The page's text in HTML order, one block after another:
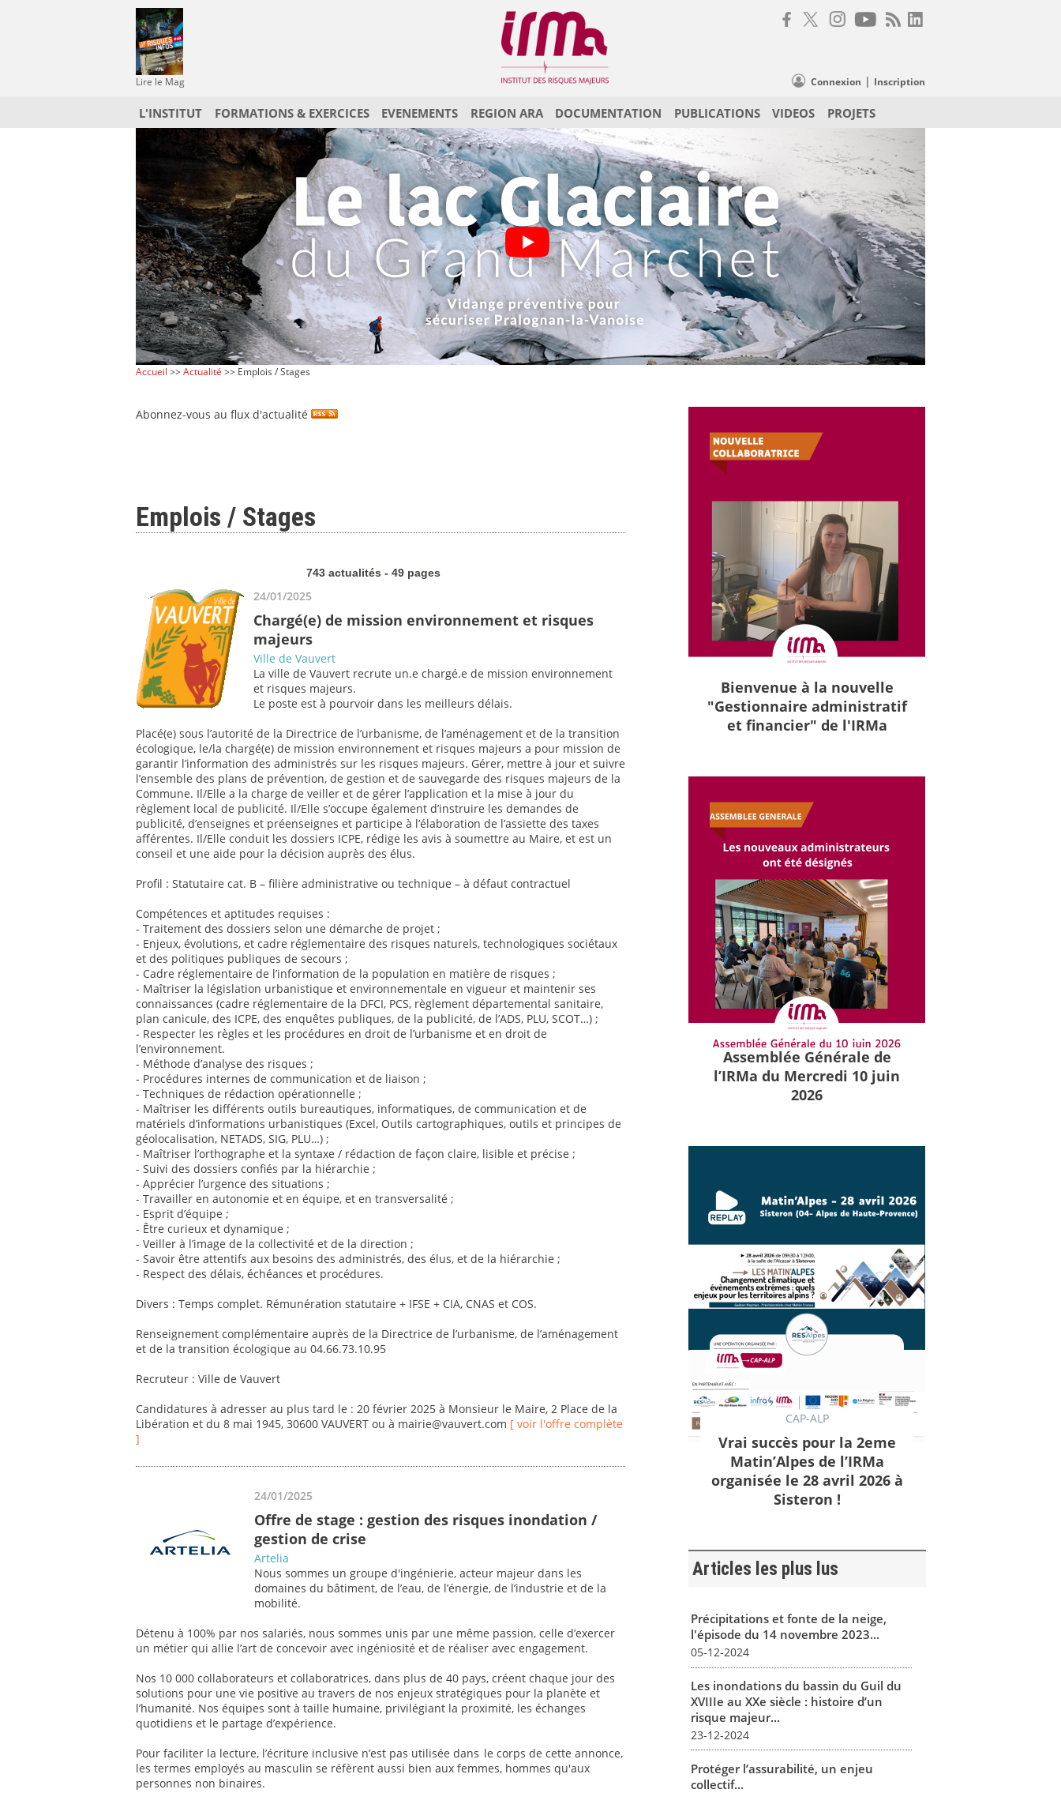
Lire le Mag Connexion | Inscription
L'INSTITUT FORMATIONS & EXERCICES EVENEMENTS REGION ARA DOCUMENTATION PUBLICATIONS VIDEOS PROJETS
Accueil >>Actualité >> Emplois / Stages
Abonnez-vous au flux d'actualité
Emplois / Stages
743 actualités - 49 pages
24/01/2025
Chargé(e) de mission environnement et risques
majeurs
Ville de Vauvert
La ville de Vauvert recrute un.e chargé.e de mission environnement
et risques majeurs.
Le poste est à pourvoir dans les meilleurs délais.
Placé(e) sous l’autorité de la Directrice de l’urbanisme, de l’aménagement et de la transition
écologique, le/la chargé(e) de mission environnement et risques majeurs a pour mission de
garantir l’information des administrés sur les risques majeurs. Gérer, mettre à jour et suivre
l’ensemble des plans de prévention, de gestion et de sauvegarde des risques majeurs de la
Commune. Il/Elle a la charge de veiller et de gérer l’application et la mise à jour du
règlement local de publicité. Il/Elle s’occupe également d’instruire les demandes de
publicité, d’enseignes et préenseignes et participe à l’élaboration de l’assiette des taxes
afférentes. Il/Elle conduit les dossiers ICPE, rédige les avis à soumettre au Maire, et est un
conseil et une aide pour la décision auprès des élus.
Profil : Statutaire cat. B – filière administrative ou technique – à défaut contractuel
Compétences et aptitudes requises :
- Traitement des dossiers selon une démarche de projet ;
- Enjeux, évolutions, et cadre réglementaire des risques naturels, technologiques sociétaux
et des politiques publiques de secours ;
- Cadre réglementaire de l’information de la population en matière de risques ;
- Maîtriser la législation urbanistique et environnementale en vigueur et maintenir ses
connaissances (cadre réglementaire de la DFCI, PCS, règlement départemental sanitaire,
plan canicule, des ICPE, des enquêtes publiques, de la publicité, de l’ADS, PLU, SCOT…) ;
- Respecter les règles et les procédures en droit de l’urbanisme et en droit de
l’environnement.
- Méthode d’analyse des risques ;
- Procédures internes de communication et de liaison ;
- Techniques de rédaction opérationnelle ;
- Maîtriser les différents outils bureautiques, informatiques, de communication et de
matériels d’informations urbanistiques (Excel, Outils cartographiques, outils et principes de
géolocalisation, NETADS, SIG, PLU…) ;
- Maîtriser l’orthographe et la syntaxe / rédaction de façon claire, lisible et précise ;
- Suivi des dossiers confiés par la hiérarchie ;
- Apprécier l’urgence des situations ;
- Travailler en autonomie et en équipe, et en transversalité ;
- Esprit d’équipe ;
- Être curieux et dynamique ;
- Veiller à l’image de la collectivité et de la direction ;
- Savoir être attentifs aux besoins des administrés, des élus, et de la hiérarchie ;
- Respect des délais, échéances et procédures.
Divers : Temps complet. Rémunération statutaire + IFSE + CIA, CNAS et COS.
Renseignement complémentaire auprès de la Directrice de l’urbanisme, de l’aménagement
et de la transition écologique au 04.66.73.10.95
Recruteur : Ville de Vauvert
Candidatures à adresser au plus tard le : 20 février 2025 à Monsieur le Maire, 2 Place de la
Libération et du 8 mai 1945, 30600 VAUVERT ou à mairie@vauvert.com [ voir l'offre complète
]
24/01/2025
Offre de stage : gestion des risques inondation /
gestion de crise
Artelia
Nous sommes un groupe d'ingénierie, acteur majeur dans les
domaines du bâtiment, de l’eau, de l’énergie, de l’industrie et de la
mobilité.
Détenu à 100% par nos salariés, nous sommes unis par une même passion, celle d’exercer
un métier qui allie l’art de concevoir avec ingéniosité et de réaliser avec engagement.
Nos 10 000 collaborateurs et collaboratrices, dans plus de 40 pays, créent chaque jour des
solutions pour une vie positive au travers de nos enjeux stratégiques pour la planète et
l’humanité. Nos équipes sont à taille humaine, privilégiant la proximité, les échanges
quotidiens et le partage d’expérience.
Pour faciliter la lecture, l’écriture inclusive n’est pas utilisée dans le corps de cette annonce,
les termes employés au masculin se réfèrent aussi bien aux femmes, hommes qu'aux
personnes non binaires.
Bienvenue à la nouvelle
"Gestionnaire administratif
et financier" de l'IRMa
Assemblée Générale de
l’IRMa du Mercredi 10 juin
2026
CAP-ALP
Vrai succès pour la 2eme
Matin’Alpes de l’IRMa
organisée le 28 avril 2026 à
Sisteron !
Articles les plus lus
Précipitations et fonte de la neige,
l'épisode du 14 novembre 2023...
05-12-2024
Les inondations du bassin du Guil du
XVIIIe au XXe siècle : histoire d’un
risque majeur...
23-12-2024
Protéger l’assurabilité, un enjeu
collectif...